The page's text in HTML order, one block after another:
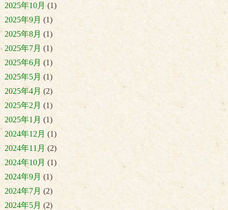
2025年10月 (1)
2025年9月 (1)
2025年8月 (1)
2025年7月 (1)
2025年6月 (1)
2025年5月 (1)
2025年4月 (2)
2025年2月 (1)
2025年1月 (1)
2024年12月 (1)
2024年11月 (2)
2024年10月 (1)
2024年9月 (1)
2024年7月 (2)
2024年5月 (2)